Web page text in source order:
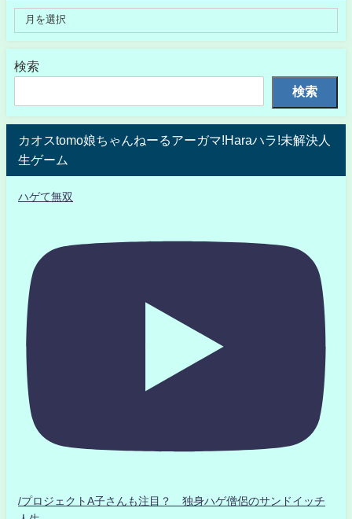
検索
検索
カオスtomo娘ちゃんねーるアーガマ!Haraハラ!未解決人
生ゲーム
ハゲて無双
/プロジェクトA子さんも注目？ 独身ハゲ僧侶のサンドイッチ